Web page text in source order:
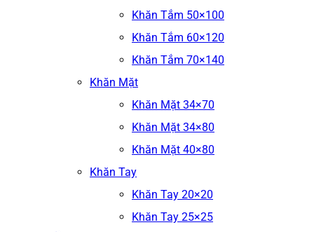
Khăn Tắm 50×100
Khăn Tắm 60×120
Khăn Tắm 70×140
Khăn Mặt
Khăn Mặt 34×70
Khăn Mặt 34×80
Khăn Mặt 40×80
Khăn Tay
Khăn Tay 20×20
Khăn Tay 25×25